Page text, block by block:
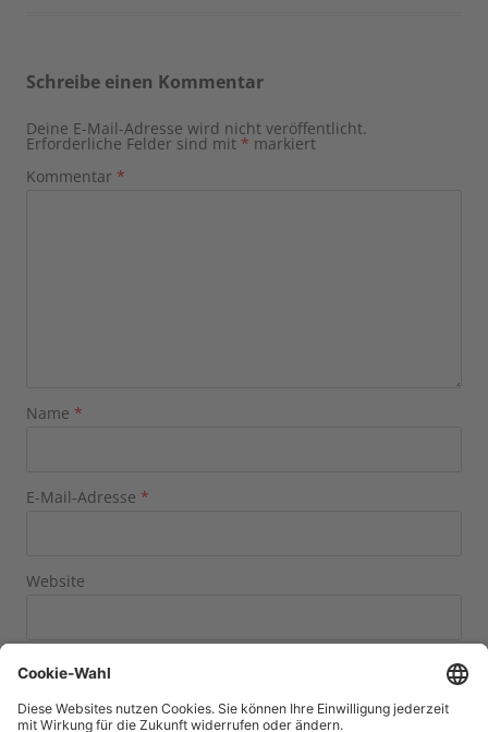
Schreibe einen Kommentar
Deine E-Mail-Adresse wird nicht veröffentlicht.
Erforderliche Felder sind mit * markiert
Kommentar *
Name *
E-Mail-Adresse *
Website
Name, E-Mail-Adresse und Website in diesem Browser